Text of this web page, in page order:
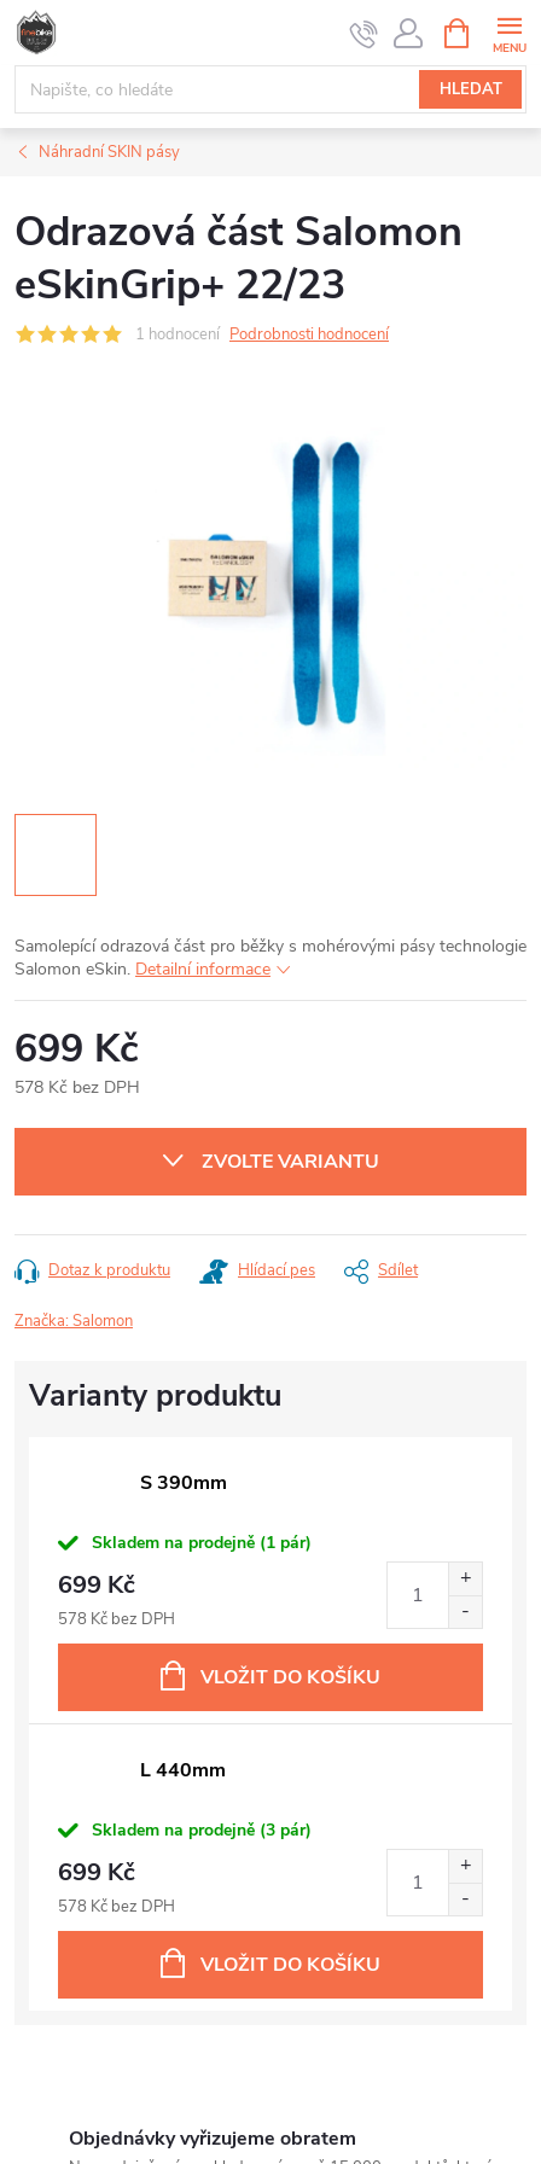
Přejít
obsah
HLEDAT
NÁKUPNÍ
KOŠÍK
Náhradní SKIN pásy
Odrazová část Salomon
eSkinGrip+ 22/23
1 hodnocení Podrobnosti hodnocení
Samolepící odrazová část pro běžky s mohérovými pásy technologie
Salomon eSkin. Detailní informace
699 Kč
578 Kč bez DPH
cena:
ZVOLTE VARIANTU
Dotaz k produktu Hlídací pes Sdílet
Značka:Salomon
S 390mm
Skladem na prodejně (1 pár)
699 Kč
578 Kč bez DPH
VLOŽIT DO KOŠÍKU
L 440mm
Skladem na prodejně (3 pár)
699 Kč
578 Kč bez DPH
VLOŽIT DO KOŠÍKU
Objednávky vyřizujeme obratem